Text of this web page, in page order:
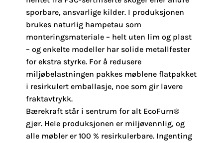
sporbare, ansvarlige kilder. I produksjonen
brukes naturlig hampetau som
monteringsmateriale – helt uten lim og plast
– og enkelte modeller har solide metallfester
for ekstra styrke. For å redusere
miljøbelastningen pakkes møblene flatpakket
i resirkulert emballasje, noe som gir lavere
fraktavtrykk.
Bærekraft står i sentrum for alt EcoFurn®
gjør. Hele produksjonen er miljøvennlig, og
alle møbler er 100 % resirkulerbare. Ingenting